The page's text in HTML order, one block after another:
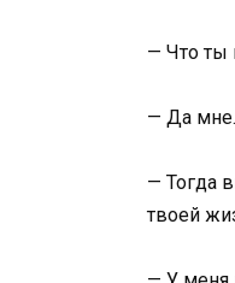
— Что ты
— Да
— Тогда
твоей